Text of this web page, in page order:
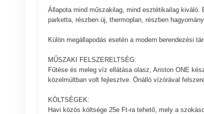
Állapota mind műszakilag, mind esztétikailag
parketta, részben új, thermoplan, részben
Külön megállapodás esetén a modern berendezési
MŰSZAKI FELSZERELTSÉG:
Fűtése és meleg víz ellátása olasz, Ariston ONE
közelmúltban volt fejlesztve. Önálló vízórával
KÖLTSÉGEK:
Havi közös költsége 25e Ft-ra tehető, mely a